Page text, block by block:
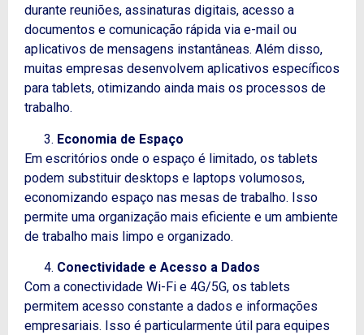
durante reuniões, assinaturas digitais, acesso a
documentos e comunicação rápida via e-mail ou
aplicativos de mensagens instantâneas. Além disso,
muitas empresas desenvolvem aplicativos específicos
para tablets, otimizando ainda mais os processos de
trabalho.
Economia de Espaço
Em escritórios onde o espaço é limitado, os tablets
podem substituir desktops e laptops volumosos,
economizando espaço nas mesas de trabalho. Isso
permite uma organização mais eficiente e um ambiente
de trabalho mais limpo e organizado.
Conectividade e Acesso a Dados
Com a conectividade Wi-Fi e 4G/5G, os tablets
permitem acesso constante a dados e informações
empresariais. Isso é particularmente útil para equipes